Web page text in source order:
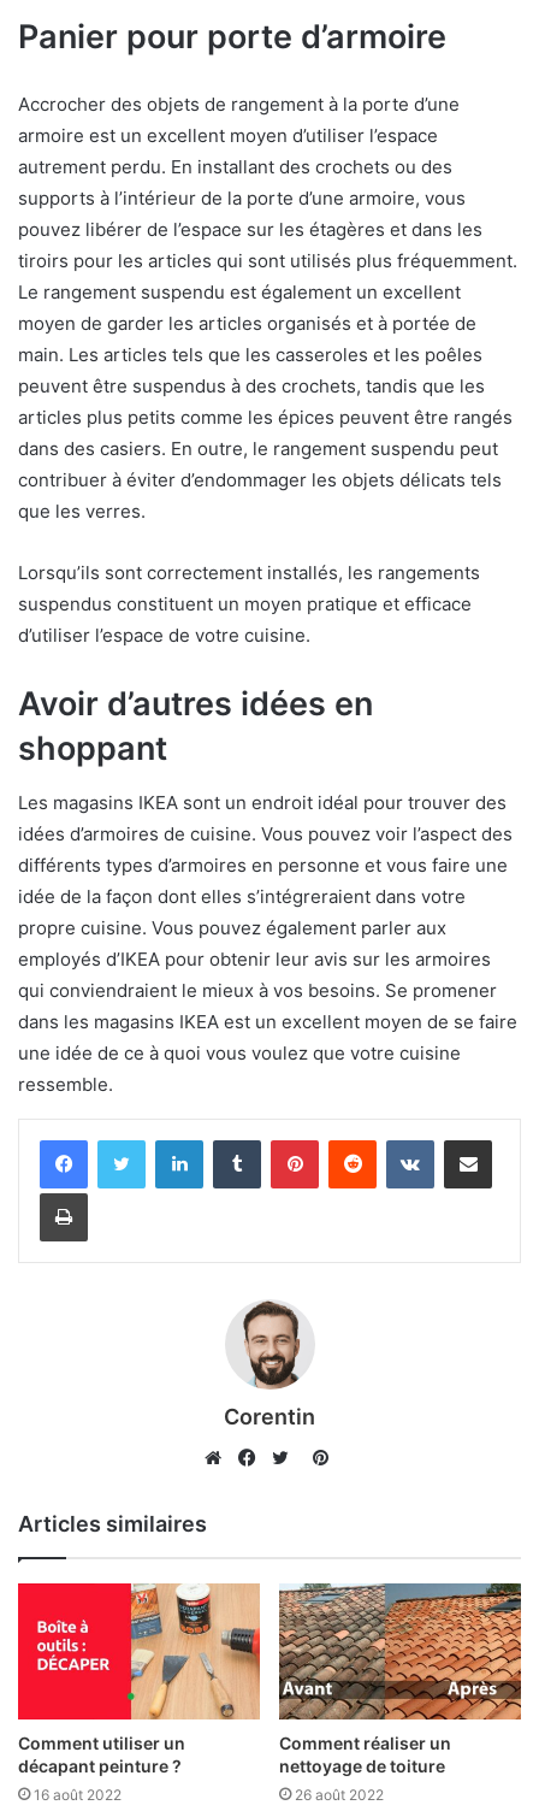
Panier pour porte d’armoire
Accrocher des objets de rangement à la porte d’une
armoire est un excellent moyen d’utiliser l’espace
autrement perdu. En installant des crochets ou des
supports à l’intérieur de la porte d’une armoire, vous
pouvez libérer de l’espace sur les étagères et dans les
tiroirs pour les articles qui sont utilisés plus fréquemment.
Le rangement suspendu est également un excellent
moyen de garder les articles organisés et à portée de
main. Les articles tels que les casseroles et les poêles
peuvent être suspendus à des crochets, tandis que les
articles plus petits comme les épices peuvent être rangés
dans des casiers. En outre, le rangement suspendu peut
contribuer à éviter d’endommager les objets délicats tels
que les verres.
Lorsqu’ils sont correctement installés, les rangements
suspendus constituent un moyen pratique et efficace
d’utiliser l’espace de votre cuisine.
Avoir d’autres idées en
shoppant
Les magasins IKEA sont un endroit idéal pour trouver des
idées d’armoires de cuisine. Vous pouvez voir l’aspect des
différents types d’armoires en personne et vous faire une
idée de la façon dont elles s’intégreraient dans votre
propre cuisine. Vous pouvez également parler aux
employés d’IKEA pour obtenir leur avis sur les armoires
qui conviendraient le mieux à vos besoins. Se promener
dans les magasins IKEA est un excellent moyen de se faire
une idée de ce à quoi vous voulez que votre cuisine
ressemble.
LinkedinTumblr PinterestReddit VKontaktePartager par email
Imprimer
Corentin
Pinterest
Articles similaires
Comment utiliser un
décapant peinture ?
16 août 2022
Comment réaliser un
nettoyage de toiture
26 août 2022